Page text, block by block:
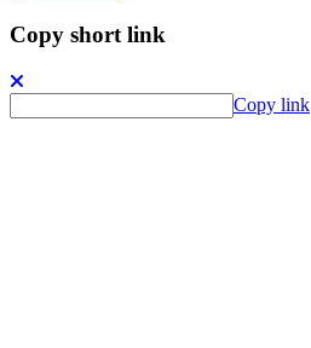
Copy short link
Copy link